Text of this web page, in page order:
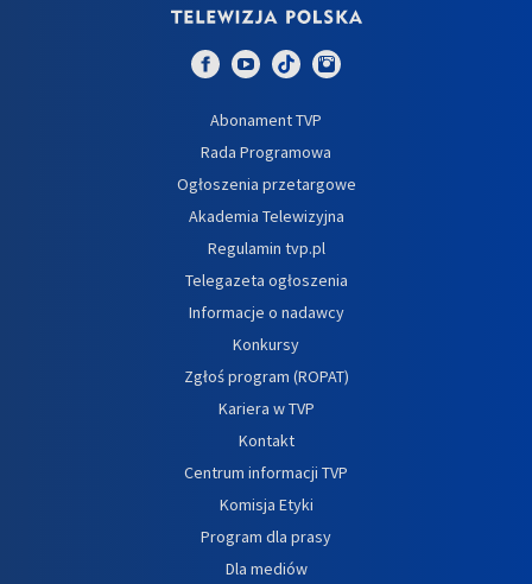
Abonament TVP
Rada Programowa
Ogłoszenia przetargowe
Akademia Telewizyjna
Regulamin tvp.pl
Telegazeta ogłoszenia
Informacje o nadawcy
Konkursy
Zgłoś program (ROPAT)
Kariera w TVP
Kontakt
Centrum informacji TVP
Komisja Etyki
Program dla prasy
Dla mediów